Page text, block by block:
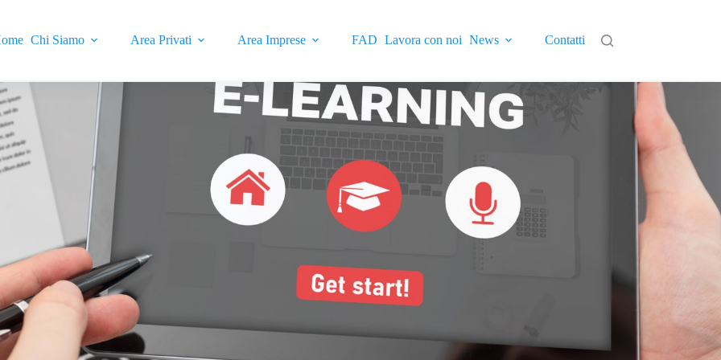
Chi Siamo Area Privati Area Imprese FAD Lavora con noi News Contatti